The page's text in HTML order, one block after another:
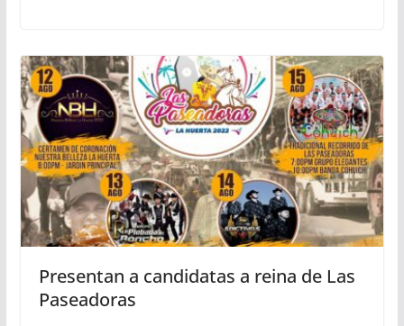
Presentan a candidatas a reina de Las
Paseadoras